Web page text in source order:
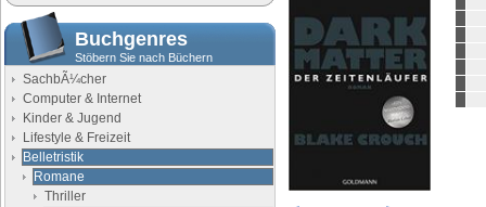
Buchgenres
Stöbern Sie nach Büchern
SachbÃ¼cher
Computer & Internet
Kinder & Jugend
Lifestyle & Freizeit
Belletristik
Romane
Thriller